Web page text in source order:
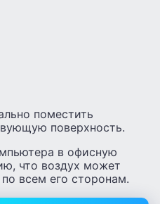
поместить
поверхность.
в офисную
что воздух может
всем его сторонам.